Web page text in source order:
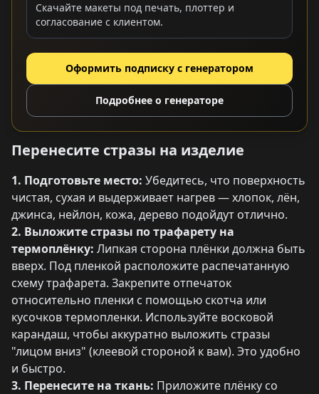
Скачайте макеты под печать, плоттер и
согласование с клиентом.
Оформить подписку с генератором
Подробнее о генераторе
Перенесите стразы на изделие
1. Подготовьте место: Убедитесь, что поверхность
чистая, сухая и выдерживает нагрев — хлопок, лён,
джинса, нейлон, кожа, дерево подойдут отлично.
2. Выложите стразы по трафарету на
термоплёнку: Липкая сторона плёнки должна быть
вверх. Под пленкой расположите распечатанную
схему трафарета. Закрепите отпечаток
относительно пленки с помощью скотча или
кусочков термопленки. Используйте восковой
карандаш, чтобы аккуратно выложить стразы
"лицом вниз" (клеевой стороной к вам). Это удобно
и быстро.
3. Перенесите на ткань: Приложите плёнку со